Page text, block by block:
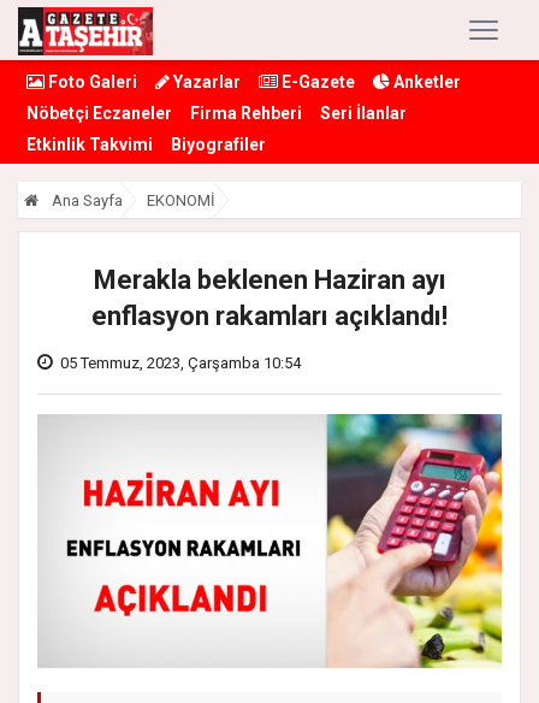
Foto Galeri Yazarlar E-Gazete
Anketler
Nöbetçi Eczaneler
Firma Rehberi
Seri İlanlar
Etkinlik Takvimi
Biyografiler
Ana Sayfa EKONOMİ
Merakla beklenen Haziran ayı
enflasyon rakamları açıklandı!
05 Temmuz, 2023, Çarşamba 10:54